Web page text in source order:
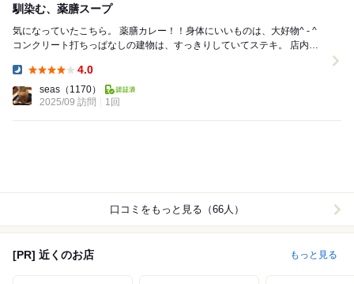
馴染む、薬膳スープ
気になっていたこちら。 薬膳カレー！！身体にいいものは、大好物^ - ^
コンクリート打ちっぱなしの建物は、すっきりしていてステキ。 店内も
4.0
seas （1170）
2025/09 訪問
1回
口コミをもっと見る（66人）
[PR] 近くのお店 もっと見る